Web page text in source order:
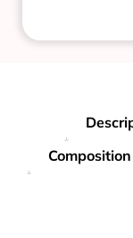
Composition